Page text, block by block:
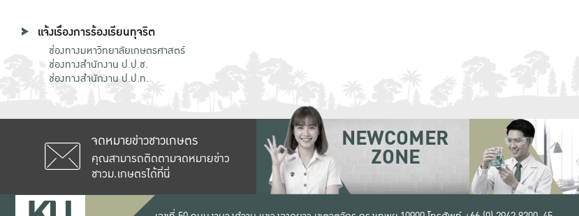
แจ้งเรื่องการร้องเรียนทุจริต
ช่องทางมหาวิทยาลัยเกษตรศาสตร์
ช่องทางสำนักงาน ป.ป.ช.
ช่องทางสำนักงาน ป.ป.ท.
จดหมายข่าวชาวเกษตร
คุณสามารถติดตามจดหมายข่าว
ชาวม.เกษตรได้ที่นี่
NEWCOMER
ZONE